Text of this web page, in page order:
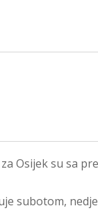
Osijek su sa
subotom,